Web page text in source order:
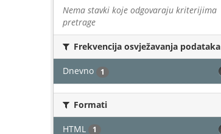
Nema stavki koje odgovaraju kriterijima
pretrage
Frekvencija osvježavanja podataka
Dnevno 1
Formati
HTML 1